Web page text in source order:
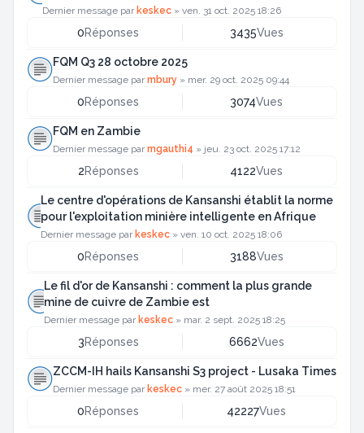
Dernier message par keskec» ven. 31 oct. 2025 18:26
0Réponses 3435Vues
FQM Q3 28 octobre 2025
Dernier message parmbury » mer. 29 oct. 2025 09:44
0Réponses 3074Vues
FQM en Zambie
Dernier message parmgauthi4 » jeu. 23 oct. 2025 17:12
2Réponses 4122Vues
Le centre d'opérations de Kansanshi établit la norme
pour l'exploitation minière intelligente en Afrique
Dernier message par keskec» ven. 10 oct. 2025 18:06
0Réponses 3188Vues
Le fil d'or de Kansanshi : comment la plus grande
mine de cuivre de Zambie est
Dernier message par keskec » mar. 2 sept. 2025 18:25
3Réponses 6662Vues
ZCCM-IH hails Kansanshi S3 project - Lusaka Times
Dernier message par keskec » mer. 27 août 2025 18:51
0Réponses 42227Vues